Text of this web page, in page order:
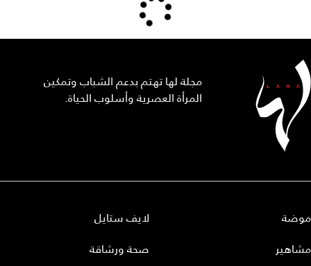
مجلة لها تهتم بدعم الشباب وتمكين
المرأة العصرية وأسلوب الحياة.
موضة
مشاهير
لايف ستايل
صحة ورشاقة